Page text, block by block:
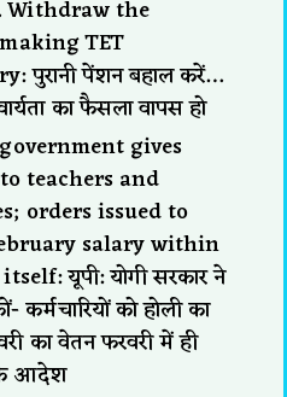
Withdraw the
TET
पुरानी पेंशन बहाल करें…
का फैसला वापस हो
gives
teachers and
orders issued to
salary within
यूपी: योगी सरकार ने
कर्मचारियों को होली का
का वेतन फरवरी में ही
के आदेश